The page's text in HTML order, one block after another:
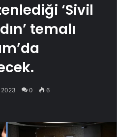
‘Sivil
temalı
2023 0 6